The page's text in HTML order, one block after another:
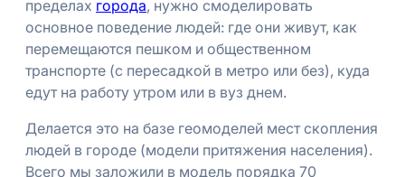
пределах города, нужно смоделировать
основное поведение людей: где они живут, как
перемещаются пешком и общественном
транспорте (с пересадкой в метро или без), куда
едут на работу утром или в вуз днем.
Делается это на базе геомоделей мест скопления
людей в городе (модели притяжения населения).
Всего мы заложили в модель порядка 70